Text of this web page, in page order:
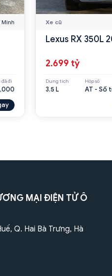
Minh
đã đi
Xe cũ
Lexus RX 350L
2.699 tỷ
Dung tích
3.5 L
Hộp số
AT - Số
MẠI ĐIỆN TỬ Ô
Q. Hai Bà Trưng, Hà